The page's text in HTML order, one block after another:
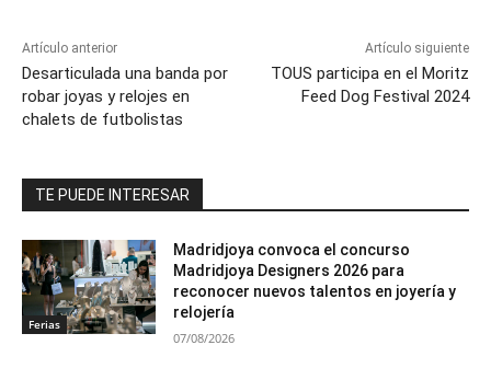
Artículo anterior
Desarticulada una banda por
robar joyas y relojes en
chalets de futbolistas
Artículo siguiente
TOUS participa en el Moritz
Feed Dog Festival 2024
TE PUEDE INTERESAR
Ferias
Madridjoya convoca el concurso
Madridjoya Designers 2026 para
reconocer nuevos talentos en joyería y
relojería
07/08/2026